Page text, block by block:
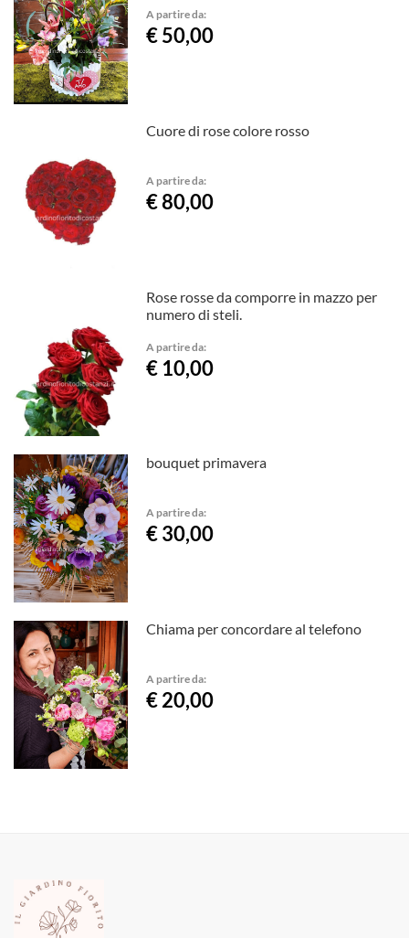
A partire da:
€ 50,00
Cuore di rose colore rosso
A partire da:
€ 80,00
Rose rosse da comporre in mazzo per
numero di steli.
A partire da:
€ 10,00
bouquet primavera
A partire da:
€ 30,00
Chiama per concordare al telefono
A partire da:
€ 20,00